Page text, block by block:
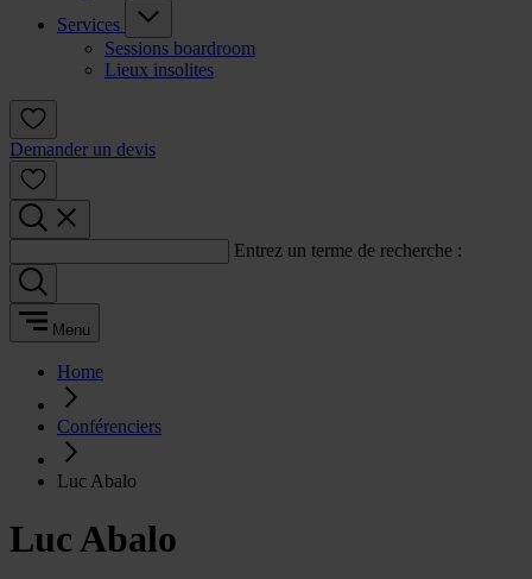
Services
Sessions boardroom
Lieux insolites
Demander un devis
Entrez un terme de recherche :
Menu
Home
Conférenciers
Luc Abalo
Luc Abalo